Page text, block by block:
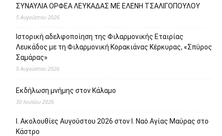
ΣΥΝΑΥΛΙΑ ΟΡΦΕΑ ΛΕΥΚΑΔΑΣ ΜΕ ΕΛΕΝΗ ΤΣΑΛΙΓΟΠΟΥΛΟΥ
5 Αυγούστου 2026
Ιστορική αδελφοποίηση της Φιλαρμονικής Εταιρίας
Λευκάδος με τη Φιλαρμονική Κορακιάνας Κέρκυρας, «Σπύρος
Σαμάρας»
5 Αυγούστου 2026
Εκδήλωση μνήμης στον Κάλαμο
30 Ιουλίου 2026
Ι. Ακολουθίες Αυγούστου 2026 στον Ι. Ναό Αγίας Μαύρας στο
Κάστρο